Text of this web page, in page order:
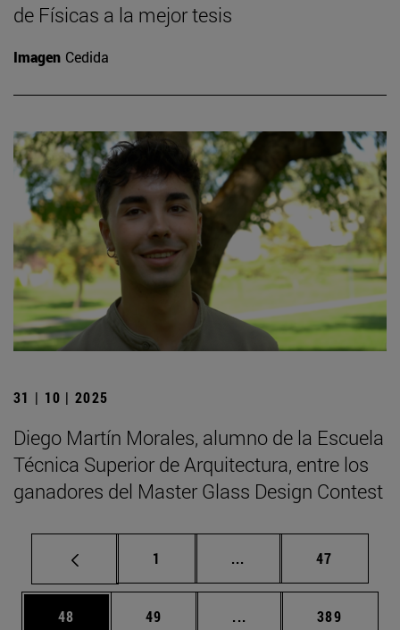
de Físicas a la mejor tesis
Imagen Cedida
31 | 10 | 2025
Diego Martín Morales, alumno de la Escuela
Técnica Superior de Arquitectura, entre los
ganadores del Master Glass Design Contest
Página
1 ... Páginas intermedias
Página
47
Página
48 Página
49 ... Páginas intermedias
Página
389